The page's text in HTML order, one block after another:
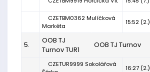
CZETBM0362 Mulíčková
Markéta
15:52 (2.)
5.
OOB TJ
Turnov TUR1
OOB TJ Turnov
CZETUR9999 Sokolářová
16:27 (2.)